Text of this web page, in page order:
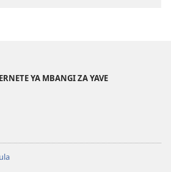
YA MBANGI ZA YAVE